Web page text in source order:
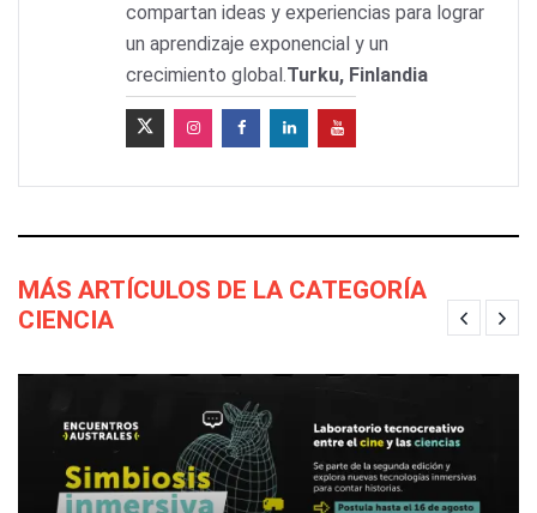
compartan ideas y experiencias para lograr
un aprendizaje exponencial y un
crecimiento global.Turku, Finlandia
MÁS ARTÍCULOS DE LA CATEGORÍA
CIENCIA